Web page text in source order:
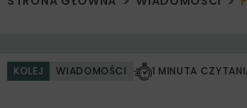
KOLEJ WIADOMOŚCI 1 MINUTA